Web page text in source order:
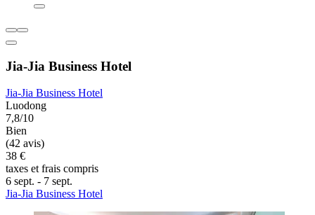
Jia-Jia Business Hotel
Jia-Jia Business Hotel
Luodong
7,8/10
Bien
(42 avis)
38 €
taxes et frais compris
6 sept. - 7 sept.
Jia-Jia Business Hotel